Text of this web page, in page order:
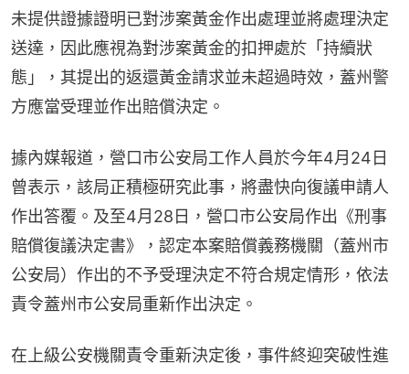
未提供證據證明已對涉案黃金作出處理並將處理決定
送達，因此應視為對涉案黃金的扣押處於「持續狀
態」，其提出的返還黃金請求並未超過時效，蓋州警
方應當受理並作出賠償決定。
據內媒報道，營口市公安局工作人員於今年4月24日
曾表示，該局正積極研究此事，將盡快向復議申請人
作出答覆。及至4月28日，營口市公安局作出《刑事
賠償復議決定書》，認定本案賠償義務機關（蓋州市
公安局）作出的不予受理決定不符合規定情形，依法
責令蓋州市公安局重新作出決定。
在上級公安機關責令重新決定後，事件終迎突破性進